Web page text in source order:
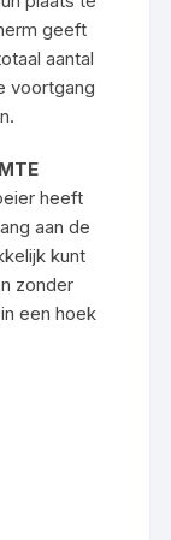
geeft
aantal
voortgang
heeft
aan de
kunt
zonder
een hoek